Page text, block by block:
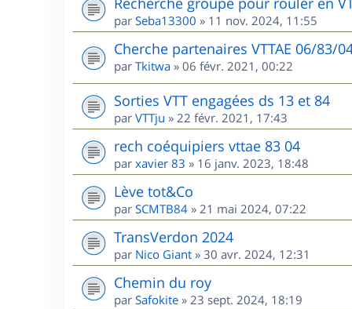
par Seba13300 » 11 nov. 2024, 11:55
Cherche partenaires VTTAE 06/83/
par Tkitwa » 06 févr. 2021, 00:22
Sorties VTT engagées ds 13 et 84
par VTTju » 22 févr. 2021, 17:43
rech coéquipiers vttae 83 04
par xavier 83 » 16 janv. 2023, 18:48
Lève tot&Co
par SCMTB84 » 21 mai 2024, 07:22
TransVerdon 2024
par Nico Giant » 30 avr. 2024, 12:31
Chemin du roy
par Safokite » 23 sept. 2024, 18:19